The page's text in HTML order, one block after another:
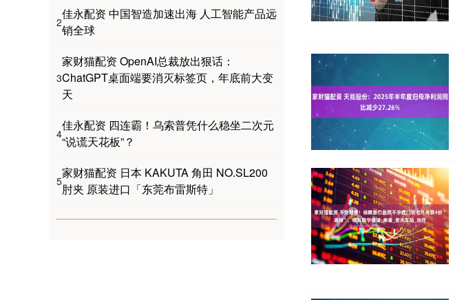
2
佳永配资 中国智造加速出海 人工智能产品远
销全球
3
家财猫配资 OpenAI总裁放出狠话：
ChatGPT桌面端要消灭标签页，年底前大变
天
4
佳永配资 四连霸！乌索普凭什么稳坐二次元
“说谎天花板”？
5
家财猫配资 日本 KAKUTA 角田 NO.SL200
肘夹 原装进口「东莞布雷斯特」